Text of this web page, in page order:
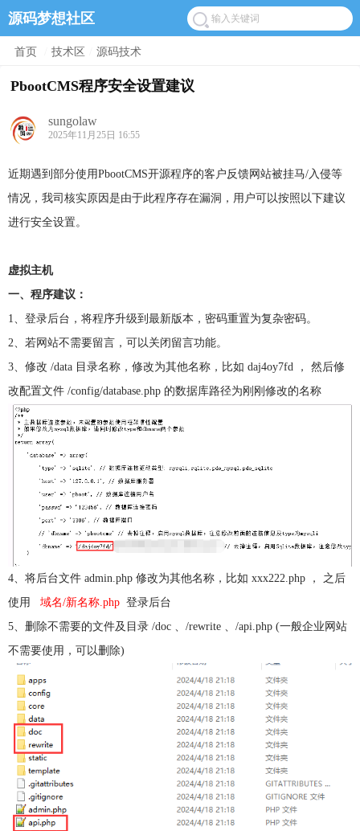
源码梦想社区
首页 技术区 源码技术
PbootCMS程序安全设置建议
sungolaw
2025年11月25日 16:55
近期遇到部分使用PbootCMS开源程序的客户反馈网站被挂马/入侵等
情况，我司核实原因是由于此程序存在漏洞，用户可以按照以下建议
进行安全设置。
虚拟主机
一、程序建议：
1、登录后台，将程序升级到最新版本，密码重置为复杂密码。
2、若网站不需要留言，可以关闭留言功能。
3、修改 /data 目录名称，修改为其他名称，比如 daj4oy7fd ， 然后修
改配置文件 /config/database.php 的数据库路径为刚刚修改的名称
4、将后台文件 admin.php 修改为其他名称，比如 xxx222.php ， 之后
使用 域名/新名称.php 登录后台
5、删除不需要的文件及目录 /doc 、/rewrite 、/api.php (一般企业网站
不需要使用，可以删除)